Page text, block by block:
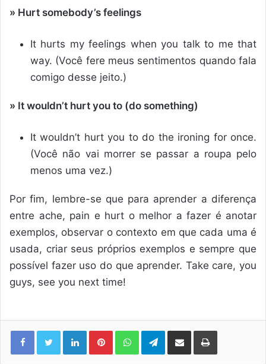
» Hurt somebody’s feelings
It hurts my feelings when you talk to me that
way. (Você fere meus sentimentos quando fala
comigo desse jeito.)
» It wouldn’t hurt you to (do something)
It wouldn’t hurt you to do the ironing for once.
(Você não vai morrer se passar a roupa pelo
menos uma vez.)
Por fim, lembre-se que para aprender a diferença
entre ache, pain e hurt o melhor a fazer é anotar
exemplos, observar o contexto em que cada uma é
usada, criar seus próprios exemplos e sempre que
possível fazer uso do que aprender. Take care, you
guys, see you next time!
LinkedinPinterestWhatsAppTelegram
Compartilhar via e-mail Imprimir